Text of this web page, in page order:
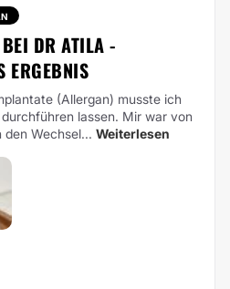
DR ATILA -
ERGEBNIS
(Allergan) musste ich
lassen. Mir war von
den Wechsel... Weiterlesen